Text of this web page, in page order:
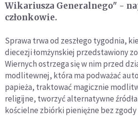
Wikariusza Generalnego" -
członkowie.
Sprawa trwa od zeszłego tygodnia,
diecezji łomżynskiej przedstawiony
Wiernych ostrzega się w nim przed
modlitewnej, która ma podważać
papieża, traktować magicznie
religijne, tworzyć alternatywne
kościelne zbiórki pieniężne bez zgody